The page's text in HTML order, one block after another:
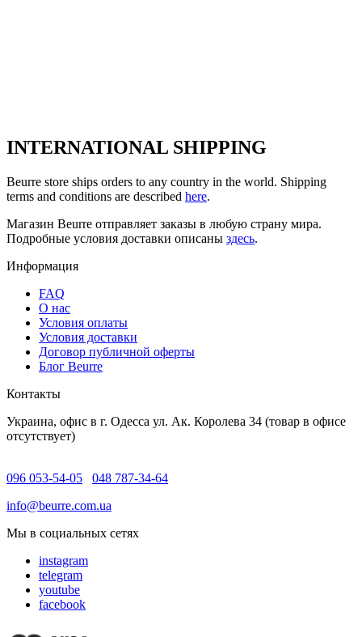
INTERNATIONAL SHIPPING
Beurre store ships orders to any country in the world. Shipping
terms and conditions are described here.
Магазин Beurre отправляет заказы в любую страну мира.
Подробные условия доставки описаны здесь.
Информация
FAQ
O нас
Условия оплаты
Условия доставки
Договор публичной оферты
Блог Beurre
Контакты
Украина, офис в г. Одесса ул. Ак. Королева 34 (товар в офисе
отсутствует)
096 053-54-05
048 787-34-64
info@beurre.com.ua
Мы в социальных сетях
instagram
telegram
youtube
facebook